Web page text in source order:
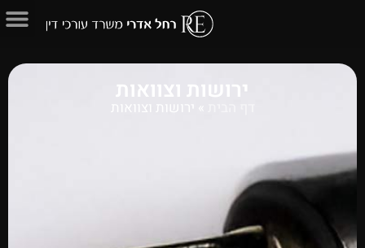
ירושות וצוואות
ירושות וצוואות